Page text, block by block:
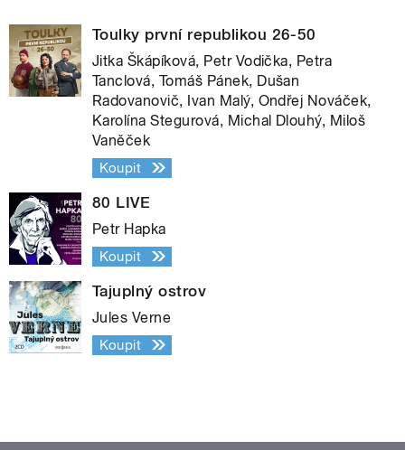
Toulky první republikou 26-50
Jitka Škápíková, Petr Vodička, Petra
Tanclová, Tomáš Pánek, Dušan
Radovanovič, Ivan Malý, Ondřej Nováček,
Karolína Stegurová, Michal Dlouhý, Miloš
Vaněček
Koupit
80 LIVE
Petr Hapka
Koupit
Tajuplný ostrov
Jules Verne
Koupit